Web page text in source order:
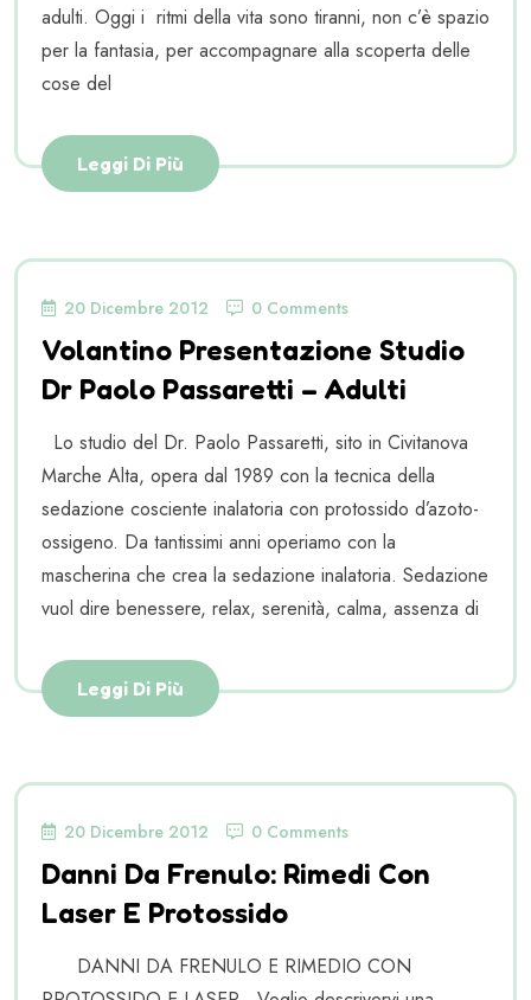
adulti. Oggi i ritmi della vita sono tiranni, non c’è spazio
per la fantasia, per accompagnare alla scoperta delle
cose del
Leggi Di Più
20 Dicembre 2012 0 Comments
Volantino Presentazione Studio
Dr Paolo Passaretti – Adulti
Lo studio del Dr. Paolo Passaretti, sito in Civitanova
Marche Alta, opera dal 1989 con la tecnica della
sedazione cosciente inalatoria con protossido d’azoto-
ossigeno. Da tantissimi anni operiamo con la
mascherina che crea la sedazione inalatoria. Sedazione
vuol dire benessere, relax, serenità, calma, assenza di
Leggi Di Più
20 Dicembre 2012 0 Comments
Danni Da Frenulo: Rimedi Con
Laser E Protossido
DANNI DA FRENULO E RIMEDIO CON